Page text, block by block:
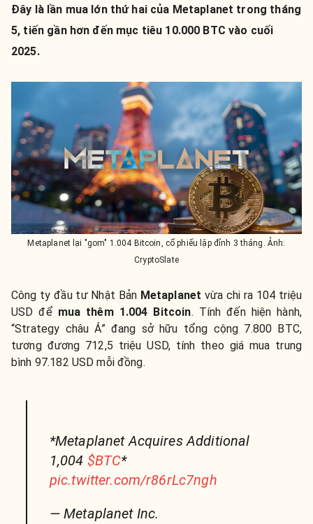
Đây là lần mua lớn thứ hai của Metaplanet trong tháng
5, tiến gần hơn đến mục tiêu 10.000 BTC vào cuối
2025.
Metaplanet lại "gom" 1.004 Bitcoin, cổ phiếu lập đỉnh 3 tháng. Ảnh:
CryptoSlate
Công ty đầu tư Nhật Bản Metaplanet vừa chi ra 104 triệu
USD để mua thêm 1.004 Bitcoin. Tính đến hiện hành,
“Strategy châu Á” đang sở hữu tổng cộng 7.800 BTC,
tương đương 712,5 triệu USD, tính theo giá mua trung
bình 97.182 USD mỗi đồng.
*Metaplanet Acquires Additional
1,004 $BTC*
pic.twitter.com/r86rLc7ngh
— Metaplanet Inc.